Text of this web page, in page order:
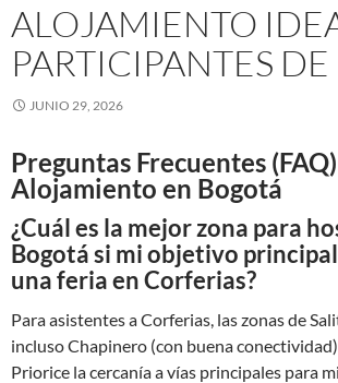
ALOJAMIENTO
PARTICIPANTES DE
JUNIO 29, 2026
Preguntas Frecuentes
Alojamiento en Bogotá
¿Cuál es la mejor zona para
Bogotá si mi objetivo
una feria en Corferias?
Para asistentes a Corferias, las zonas de
incluso Chapinero (con buena
Priorice la cercanía a vías principales para